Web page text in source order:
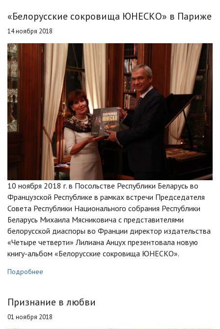
«Белорусские сокровища ЮНЕСКО» в Париже
14 ноября 2018
10 ноября 2018 г. в Посольстве Республики Беларусь во
Французской Республике в рамках встречи Председателя
Совета Республики Национального собрания Республики
Беларусь Михаила Мясниковича с представителями
белорусской диаспоры во Франции директор издательства
«Четыре четверти» Лилиана Анцух презентовала новую
книгу-альбом «Белорусские сокровища ЮНЕСКО».
Подробнее
Признание в любви
01 ноября 2018